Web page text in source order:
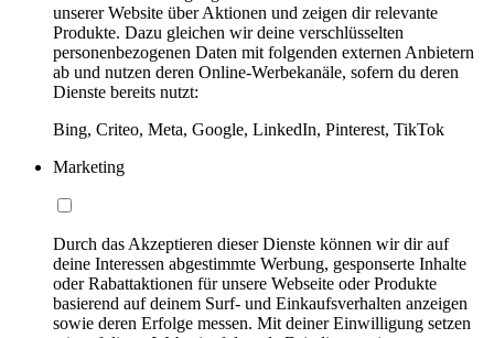
unserer Website über Aktionen und zeigen dir relevante
Produkte. Dazu gleichen wir deine verschlüsselten
personenbezogenen Daten mit folgenden externen Anbietern
ab und nutzen deren Online-Werbekanäle, sofern du deren
Dienste bereits nutzt:
Bing, Criteo, Meta, Google, LinkedIn, Pinterest, TikTok
Marketing
Durch das Akzeptieren dieser Dienste können wir dir auf
deine Interessen abgestimmte Werbung, gesponserte Inhalte
oder Rabattaktionen für unsere Webseite oder Produkte
basierend auf deinem Surf- und Einkaufsverhalten anzeigen
sowie deren Erfolge messen. Mit deiner Einwilligung setzen